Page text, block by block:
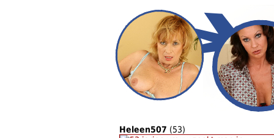
Heleen507 (53)